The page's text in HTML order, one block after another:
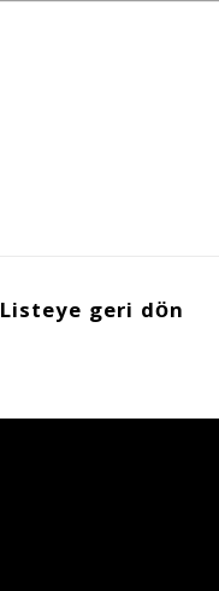
Listeye geri dön